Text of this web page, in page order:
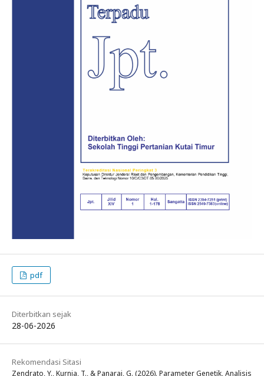
pdf
Diterbitkan sejak
28-06-2026
Rekomendasi Sitasi
Zendrato, Y., Kurnia, T., & Panarai, G. (2026). Parameter Genetik, Analisis